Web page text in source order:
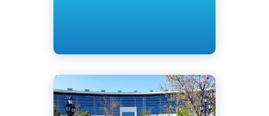
Английский
Турецкий
Анкара, Турция